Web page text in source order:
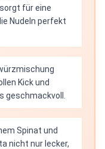
für eine
Nudeln perfekt
Kick und
geschmackvoll.
Spinat und
nicht nur lecker,